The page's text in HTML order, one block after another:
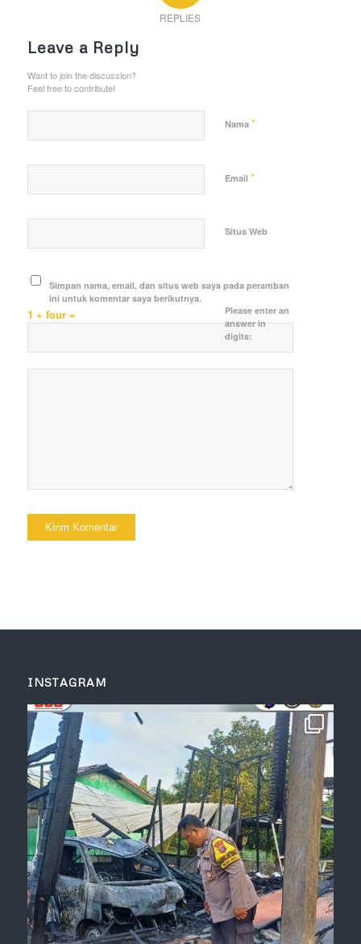
REPLIES
Leave a Reply
Want to join the discussion?
Feel free to contribute!
Nama *
Email *
Situs Web
Simpan nama, email, dan situs web saya pada peramban
ini untuk komentar saya berikutnya.
Please enter an
answer in
digits:
1 × four =
INSTAGRAM